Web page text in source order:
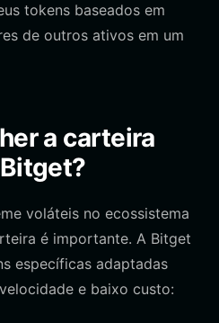
tokens baseados em
de outros ativos em um
a carteira
voláteis no ecossistema
é importante. A Bitget
específicas adaptadas
e baixo custo: